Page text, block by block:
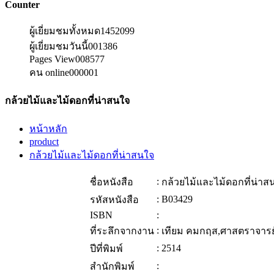
Counter
ผู้เยี่ยมชมทั้งหมด1452099
ผู้เยี่ยมชมวันนี้001386
Pages View008577
คน online000001
กล้วยไม้และไม้ดอกที่น่าสนใจ
หน้าหลัก
product
กล้วยไม้และไม้ดอกที่น่าสนใจ
ชื่อหนังสือ : กล้วยไม้และไม้ดอกที่น่าส
รหัสหนังสือ
: B03429
ISBN
:
ที่ระลึกจากงาน : เทียม คมกฤส,ศาสตราจาร
ปีที่พิมพ์
: 2514
สำนักพิมพ์
: